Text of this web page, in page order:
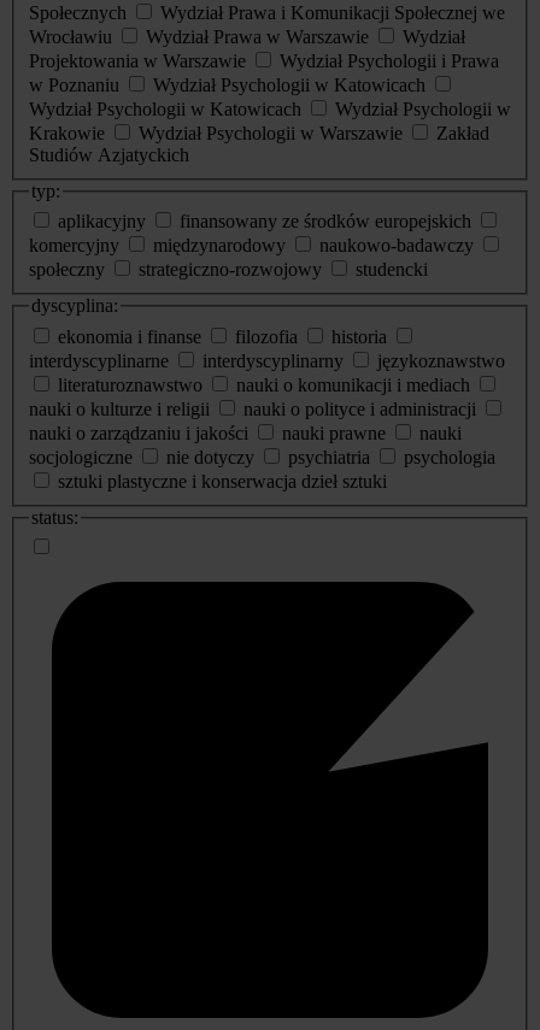
Społecznych
Wydział Prawa i Komunikacji Społecznej we
Wrocławiu
Wydział Prawa w Warszawie
Wydział
Projektowania w Warszawie
Wydział Psychologii i Prawa
w Poznaniu
Wydział Psychologii w Katowicach
Wydział Psychologii w Katowicach
Wydział Psychologii w
Krakowie
Wydział Psychologii w Warszawie
Zakład
Studiów Azjatyckich
typ:
aplikacyjny
finansowany ze środków europejskich
komercyjny
międzynarodowy
naukowo-badawczy
społeczny
strategiczno-rozwojowy
studencki
dyscyplina:
ekonomia i finanse
filozofia
historia
interdyscyplinarne
interdyscyplinarny
językoznawstwo
literaturoznawstwo
nauki o komunikacji i mediach
nauki o kulturze i religii
nauki o polityce i administracji
nauki o zarządzaniu i jakości
nauki prawne
nauki
socjologiczne
nie dotyczy psychiatria
psychologia
sztuki plastyczne i konserwacja dzieł sztuki
status: